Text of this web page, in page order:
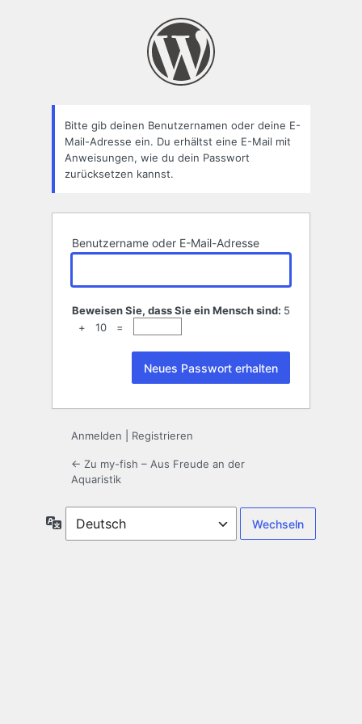
Bitte gib deinen Benutzernamen oder deine E-
Mail-Adresse ein. Du erhältst eine E-Mail mit
Anweisungen, wie du dein Passwort
zurücksetzen kannst.
Benutzername oder E-Mail-Adresse
Beweisen Sie, dass Sie ein Mensch sind: 5
+ 10 =
Anmelden Registrieren
← Zu my-fish – Aus Freude an der
Aquaristik
Sprache